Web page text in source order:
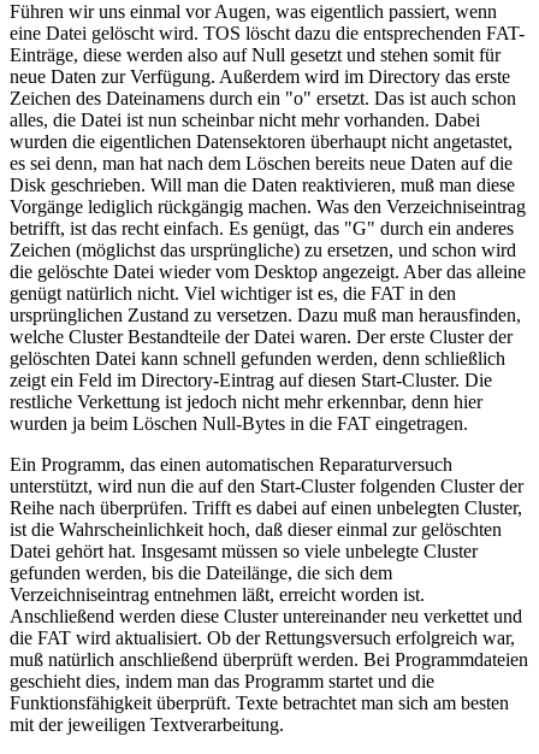
Führen wir uns einmal vor Augen, was eigentlich passiert, wenn
eine Datei gelöscht wird. TOS löscht dazu die entsprechenden FAT-
Einträge, diese werden also auf Null gesetzt und stehen somit für
neue Daten zur Verfügung. Außerdem wird im Directory das erste
Zeichen des Dateinamens durch ein "o" ersetzt. Das ist auch schon
alles, die Datei ist nun scheinbar nicht mehr vorhanden. Dabei
wurden die eigentlichen Datensektoren überhaupt nicht angetastet,
es sei denn, man hat nach dem Löschen bereits neue Daten auf die
Disk geschrieben. Will man die Daten reaktivieren, muß man diese
Vorgänge lediglich rückgängig machen. Was den Verzeichniseintrag
betrifft, ist das recht einfach. Es genügt, das "G" durch ein anderes
Zeichen (möglichst das ursprüngliche) zu ersetzen, und schon wird
die gelöschte Datei wieder vom Desktop angezeigt. Aber das alleine
genügt natürlich nicht. Viel wichtiger ist es, die FAT in den
ursprünglichen Zustand zu versetzen. Dazu muß man herausfinden,
welche Cluster Bestandteile der Datei waren. Der erste Cluster der
gelöschten Datei kann schnell gefunden werden, denn schließlich
zeigt ein Feld im Directory-Eintrag auf diesen Start-Cluster. Die
restliche Verkettung ist jedoch nicht mehr erkennbar, denn hier
wurden ja beim Löschen Null-Bytes in die FAT eingetragen.
Ein Programm, das einen automatischen Reparaturversuch
unterstützt, wird nun die auf den Start-Cluster folgenden Cluster der
Reihe nach überprüfen. Trifft es dabei auf einen unbelegten Cluster,
ist die Wahrscheinlichkeit hoch, daß dieser einmal zur gelöschten
Datei gehört hat. Insgesamt müssen so viele unbelegte Cluster
gefunden werden, bis die Dateilänge, die sich dem
Verzeichniseintrag entnehmen läßt, erreicht worden ist.
Anschließend werden diese Cluster untereinander neu verkettet und
die FAT wird aktualisiert. Ob der Rettungsversuch erfolgreich war,
muß natürlich anschließend überprüft werden. Bei Programmdateien
geschieht dies, indem man das Programm startet und die
Funktionsfähigkeit überprüft. Texte betrachtet man sich am besten
mit der jeweiligen Textverarbeitung.